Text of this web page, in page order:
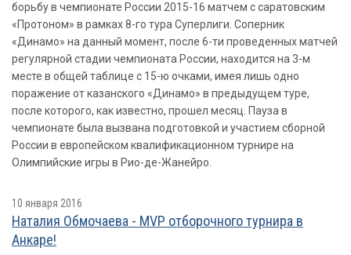
борьбу в чемпионате России 2015-16 матчем с саратовским
«Протоном» в рамках 8-го тура Суперлиги. Соперник
«Динамо» на данный момент, после 6-ти проведенных матчей
регулярной стадии чемпионата России, находится на 3-м
месте в общей таблице с 15-ю очками, имея лишь одно
поражение от казанского «Динамо» в предыдущем туре,
после которого, как известно, прошел месяц. Пауза в
чемпионате была вызвана подготовкой и участием сборной
России в европейском квалификационном турнире на
Олимпийские игры в Рио-де-Жанейро.
10 января 2016
Наталия Обмочаева - MVP отборочного турнира в
Анкаре!